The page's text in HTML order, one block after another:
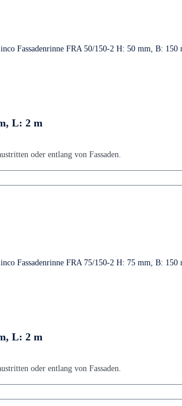
L: 2 m
oder entlang von Fassaden.
L: 2 m
oder entlang von Fassaden.